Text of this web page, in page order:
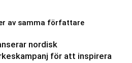
av samma författare
nordisk
för att inspirera